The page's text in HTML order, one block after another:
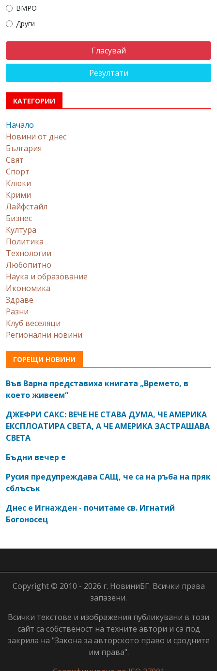
ВМРО
Други
Резултати
КАТЕГОРИИ
Начало
Новини от днес
България
Свят
Спорт
Клюки
Крими
Лайфстайл
Бизнес
Култура
Политика
Технологии
Любопитно
Наука и образование
Икономика
Здраве
Разни
Клуб веселяци
Регионални новини
ГОРЕЩИ НОВИНИ
Във Варна представиха книгата „Времето, в
което живеем“
ДЖЕФРИ САКС: ВЕЧЕ НЕ СТАВА ДУМА, ЧЕ АМЕРИКА
ЕКСПЛОАТИРА СВЕТА, А ЧЕ АМЕРИКА ЗАСТРАШАВА
СВЕТА
Бъдни вечер е
Русия предупреждава САЩ, че са на ръба на пряк
сблъсък
Днес е Игнажден - почитаме св. Игнатий
Богоносец
Copyright © 2010 - 2026 г. НовиниБГ. Всички права
запазени.
Всички текстове и изображения публикувани в този
сайт са собственост на техните автори и са под
закрила на "Закона за авторското право и сродните
им права".